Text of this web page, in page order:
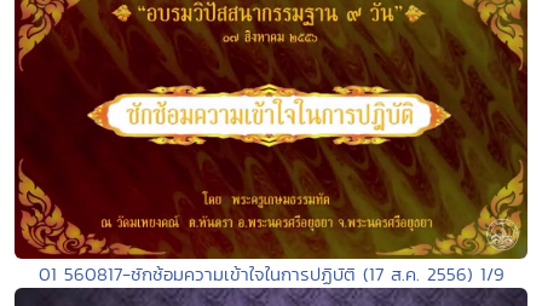
01 560817-ซักซ้อมความเข้าใจในการปฏิบัติ (17 ส.ค. 2556) 1/9